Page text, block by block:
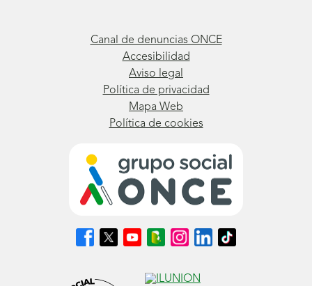
Canal de denuncias ONCE
Accesibilidad
Aviso legal
Política de privacidad
Mapa Web
Política de cookies
Síguenos
en
Síguenos
en
Síguenos
en
Síguenos
en
Blog
Síguenos
en
(se
Síguenos
en
(se
Síguenos
en